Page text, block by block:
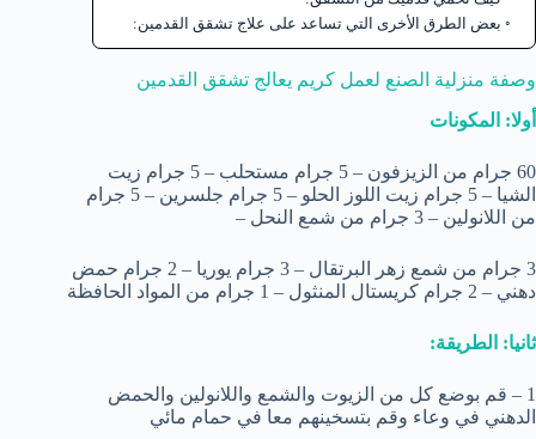
بعض الطرق الأخرى التي تساعد على علاج تشقق القدمين:
وصفة منزلية الصنع لعمل كريم يعالج تشقق القدمين
أولا: المكونات
60 جرام من الزيزفون – 5 جرام مستحلب – 5 جرام زيت
الشيا – 5 جرام زيت اللوز الحلو – 5 جرام جلسرين – 5 جرام
من اللانولين – 3 جرام من شمع النحل –
3 جرام من شمع زهر البرتقال – 3 جرام يوريا – 2 جرام حمض
دهني – 2 جرام كريستال المنثول – 1 جرام من المواد الحافظة
ثانيا: الطريقة:
1 – قم بوضع كل من الزيوت والشمع واللانولين والحمض
الدهني في وعاء وقم بتسخينهم معا في حمام مائي